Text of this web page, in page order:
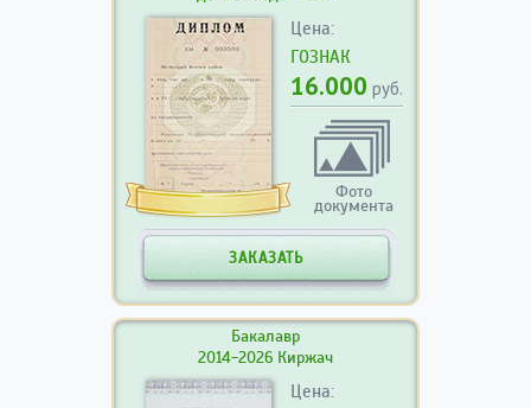
Цена:
ГОЗНАК
16.000 руб.
Фото
документа
ЗАКАЗАТЬ
Бакалавр
2014-2026 Киржач
Цена: